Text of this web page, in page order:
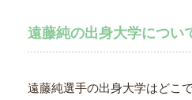
遠藤純の出身大学につい
遠藤純選手の出身大学はどこ